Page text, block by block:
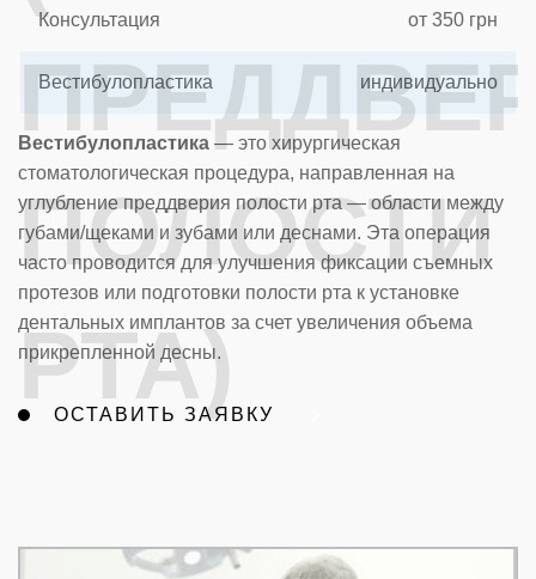
ПОЛОСТИ
РТА)
Консультация от 350 грн
Вестибулопластика индивидуально
Вестибулопластика — это хирургическая
стоматологическая процедура, направленная на
углубление преддверия полости рта — области между
губами/щеками и зубами или деснами. Эта операция
часто проводится для улучшения фиксации съемных
протезов или подготовки полости рта к установке
дентальных имплантов за счет увеличения объема
прикрепленной десны.
ОСТАВИТЬ ЗАЯВКУ